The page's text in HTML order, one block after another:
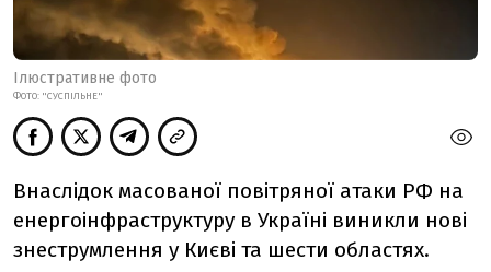
Ілюстративне фото
ФОТО: "СУСПІЛЬНЕ"
Внаслідок масованої повітряної атаки РФ на
енергоінфраструктуру в Україні виникли нові
знеструмлення у Києві та шести областях.